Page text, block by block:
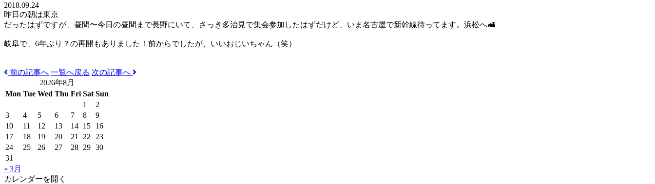
2018.09.24
昨日の朝は東京
だったはずですが、昼間〜今日の昼間まで長野にいて、さっき多治見で集会参加したはずだけど、いま名古屋で新幹線待ってます。浜松へ🚅
岐阜で、6年ぶり？の再開もありました！前からでしたが、いいおじいちゃん（笑）
前の記事へ 一覧へ戻る 次の記事へ
2026年8月
Mon Tue Wed Thu Fri Sat Sun
1
2
3
4 5 6 7 8
9
10
11 12 13 14 15
16
17
18 19 20 21 22
23
24
25 26 27 28 29 30
31
« 3月
カレンダーを開く